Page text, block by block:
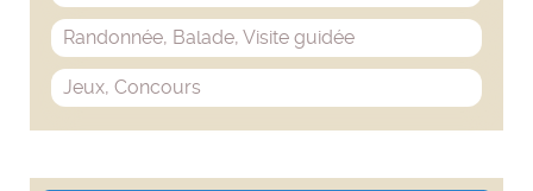
Randonnée, Balade, Visite guidée
Jeux, Concours